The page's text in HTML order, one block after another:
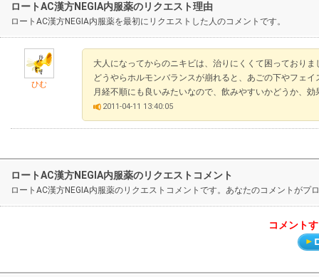
ロートAC漢方NEGIA内服薬のリクエスト理由
ロートAC漢方NEGIA内服薬を最初にリクエストした人のコメントです。
ひむ
大人になってからのニキビは、治りにくくて困っておりま
どうやらホルモンバランスが崩れると、あごの下やフェ
月経不順にも良いみたいなので、飲みやすいかどうか、
2011-04-11 13:40:05
ロートAC漢方NEGIA内服薬のリクエストコメント
ロートAC漢方NEGIA内服薬のリクエストコメントです。あなたのコメントが
コメント